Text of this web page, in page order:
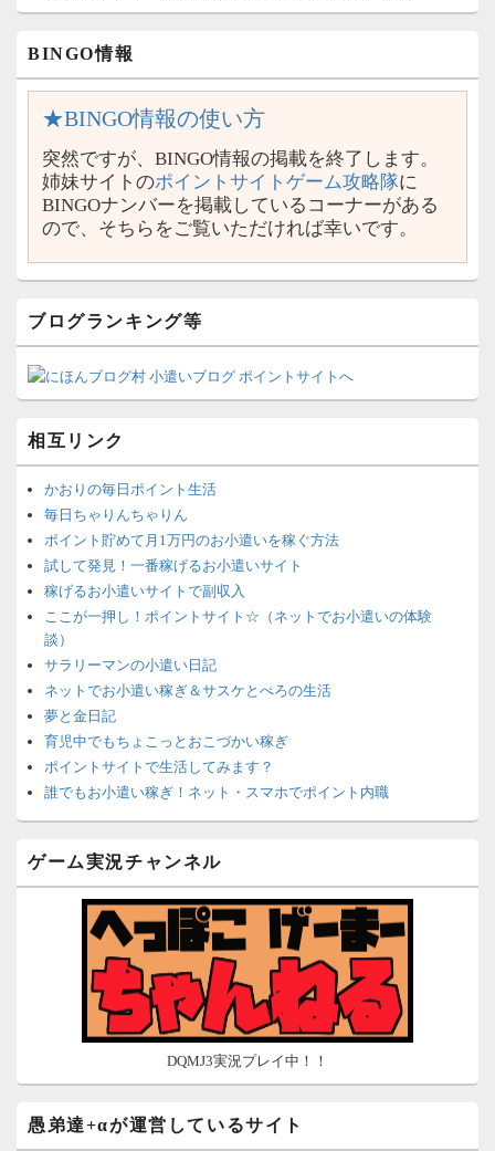
BINGO情報
★BINGO情報の使い方
突然ですが、BINGO情報の掲載を終了します。
姉妹サイトのポイントサイトゲーム攻略隊に
BINGOナンバーを掲載しているコーナーがある
ので、そちらをご覧いただければ幸いです。
ブログランキング等
相互リンク
かおりの毎日ポイント生活
毎日ちゃりんちゃりん
ポイント貯めて月1万円のお小遣いを稼ぐ方法
試して発見！一番稼げるお小遣いサイト
稼げるお小遣いサイトで副収入
ここが一押し！ポイントサイト☆（ネットでお小遣いの体験
談）
サラリーマンの小遣い日記
ネットでお小遣い稼ぎ＆サスケとぺろの生活
夢と金日記
育児中でもちょこっとおこづかい稼ぎ
ポイントサイトで生活してみます？
誰でもお小遣い稼ぎ！ネット・スマホでポイント内職
ネットで簡単にお小遣い稼ぎ☆安心・安全・リスクなし☆
ポイントがお金に！？-空いた時間でちょい稼ぎ-
在宅deお小遣い！～小銭だって集めれば諭吉になる～
ネット収入攻略ナビ
ポイントサイトは安全？危険？お小遣い稼ぎサイトの使い方ガ
ゲーム実況チャンネル
DQMJ3実況プレイ中！！
愚弟達+αが運営しているサイト